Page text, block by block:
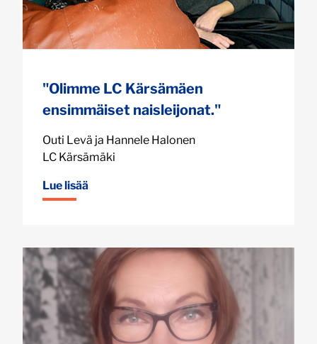
"Olimme LC Kärsämäen
ensimmäiset naisleijonat."
Outi Levä ja Hannele Halonen
LC Kärsämäki
Lue lisää